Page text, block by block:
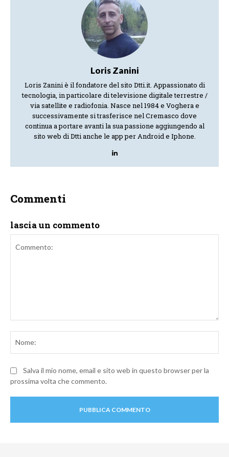
Loris Zanini
Loris Zanini è il fondatore del sito Dtti.it. Appassionato di
tecnologia, in particolare di televisione digitale terrestre /
via satellite e radiofonia. Nasce nel 1984 e Voghera e
successivamente si trasferisce nel Cremasco dove
continua a portare avanti la sua passione aggiungendo al
sito web di Dtti anche le app per Android e Iphone.
Commenti
lascia un commento
Salva il mio nome, email e sito web in questo browser per la
prossima volta che commento.